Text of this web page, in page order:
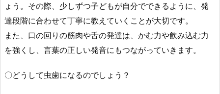
ょう。その際、少しずつ子どもが自分でできるように、発
達段階に合わせて丁寧に教えていくことが大切です。
また、口の回りの筋肉や舌の発達は、かむ力や飲み込む力
を強くし、言葉の正しい発音にもつながっていきます。
〇どうして虫歯になるのでしょう？